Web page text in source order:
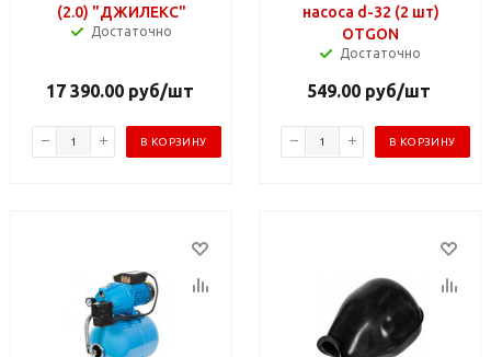
(2.0) "ДЖИЛЕКС"
Достаточно
17 390.00руб/шт
В КОРЗИНУ
насоса d-32 (2 шт)
OTGON
Достаточно
549.00руб/шт
В КОРЗИНУ